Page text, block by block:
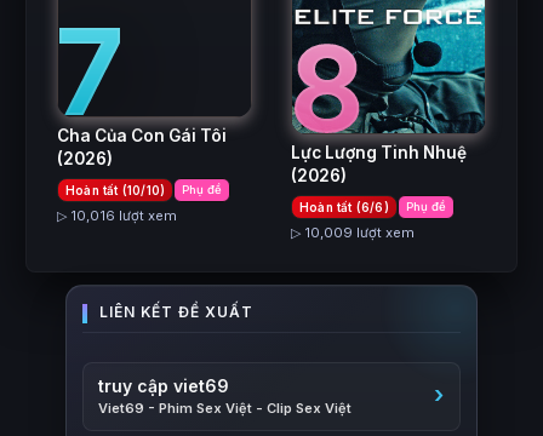
7
Cha Của Con Gái Tôi
(2026)
Hoàn tất (10/10) Phụ đề
▷ 10,016 lượt xem
8
Lực Lượng Tinh Nhuệ
(2026)
Hoàn tất (6/6) Phụ đề
▷ 10,009 lượt xem
truy cập viet69
Viet69 - Phim Sex Việt - Clip Sex Việt